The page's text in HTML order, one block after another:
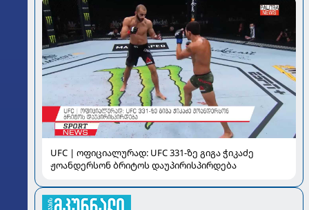
UFC | ოფიციალურად: UFC 331-ზე გიგა ჭიკაძე
ჟოანდერსონ ბრიტოს დაუპირისპირდება